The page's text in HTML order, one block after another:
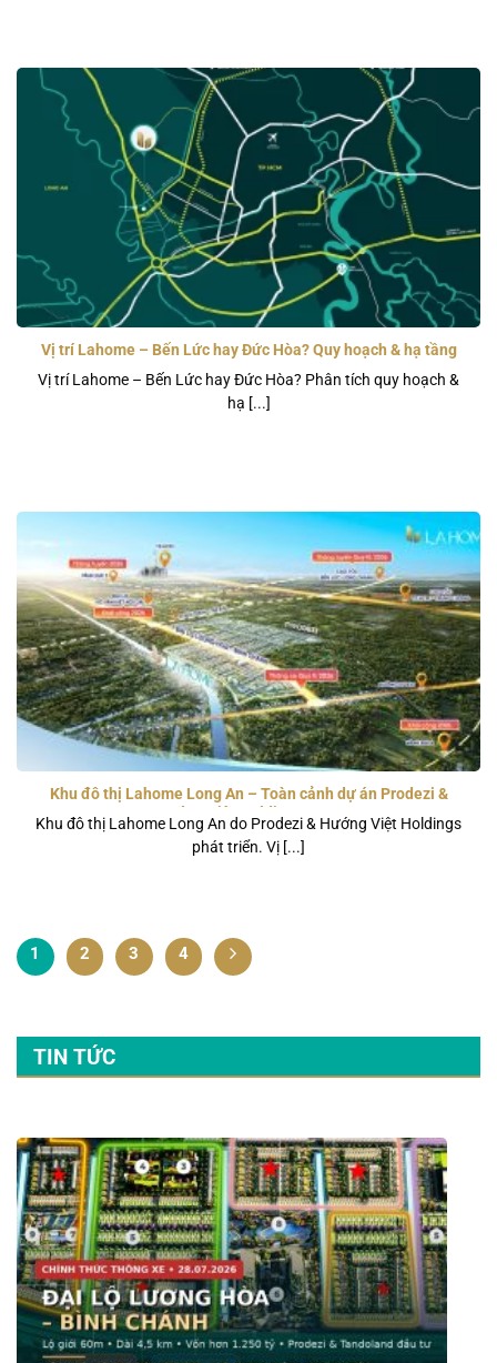
Vị trí Lahome – Bến Lức hay Đức Hòa? Quy hoạch & hạ tầng
2026
Vị trí Lahome – Bến Lức hay Đức Hòa? Phân tích quy hoạch &
hạ [...]
Khu đô thị Lahome Long An – Toàn cảnh dự án Prodezi &
Hướng Việt Holdings 2026
Khu đô thị Lahome Long An do Prodezi & Hướng Việt Holdings
phát triển. Vị [...]
1 2 3 4
TIN TỨC